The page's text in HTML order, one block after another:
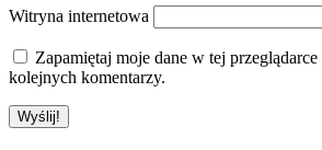
Witryna internetowa
Zapamiętaj moje dane w tej przeglądarce
kolejnych komentarzy.